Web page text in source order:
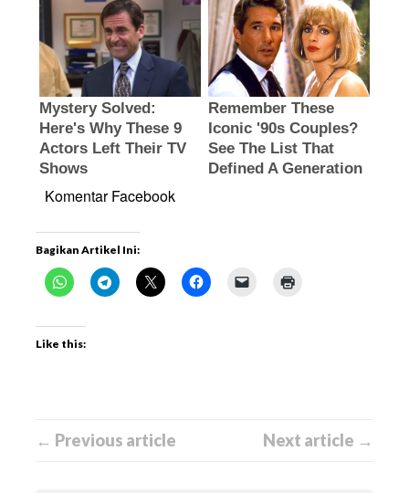
Komentar Facebook
Bagikan Artikel Ini:
Like this:
← Previous article Next article →